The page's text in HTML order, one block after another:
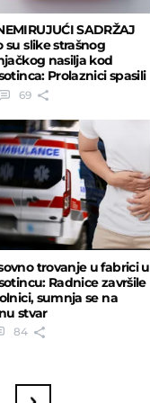
SADRŽAJ
su slike strašnog
nasilja kod
Prolaznici spasili
u krvi
69
trovanje u fabrici u
Radnice završile
sumnja se na
stvar
84